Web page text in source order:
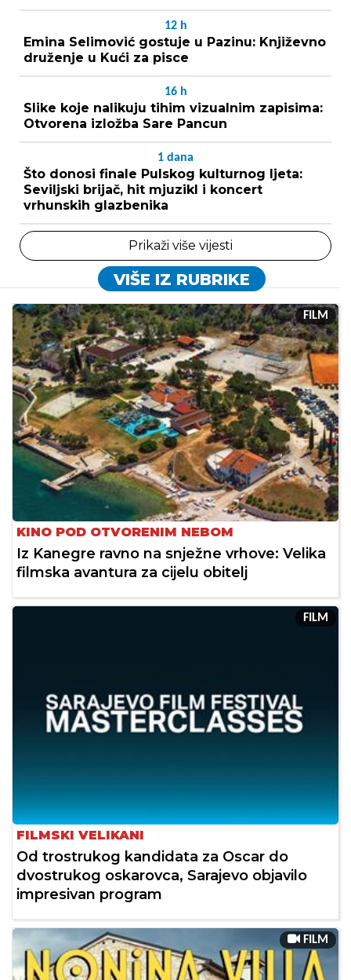
12 h
Emina Selimović gostuje u Pazinu: Književno
druženje u Kući za pisce
16 h
Slike koje nalikuju tihim vizualnim zapisima:
Otvorena izložba Sare Pancun
1 dana
Što donosi finale Pulskog kulturnog ljeta:
Seviljski brijač, hit mjuzikl i koncert
vrhunskih glazbenika
Prikaži više vijesti
VIŠE IZ RUBRIKE
FILM
KINO POD OTVORENIM NEBOM
Iz Kanegre ravno na snježne vrhove: Velika
filmska avantura za cijelu obitelj
FILM
FILMSKI VELIKANI
Od trostrukog kandidata za Oscar do
dvostrukog oskarovca, Sarajevo objavilo
impresivan program
FILM